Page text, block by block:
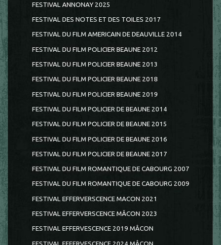
FESTIVAL ANNONAY 2025
FESTIVAL DES NOTES ET DES TOILES 2017
FESTIVAL DU FILM AMERICAIN DE DEAUVILLE 2014
FESTIVAL DU FILM POLICIER BEAUNE 2012
FESTIVAL DU FILM POLICIER BEAUNE 2013
FESTIVAL DU FILM POLICIER BEAUNE 2018
FESTIVAL DU FILM POLICIER BEAUNE 2019
FESTIVAL DU FILM POLICIER DE BEAUNE 2014
FESTIVAL DU FILM POLICIER DE BEAUNE 2015
FESTIVAL DU FILM POLICIER DE BEAUNE 2016
FESTIVAL DU FILM POLICIER DE BEAUNE 2017
FESTIVAL DU FILM ROMANTIQUE DE CABOURG 2007
FESTIVAL DU FILM ROMANTIQUE DE CABOURG 2009
FESTIVAL EFFERVERSCENCE MACON 2021
FESTIVAL EFFERVERSCENCE MÂCON 2023
FESTIVAL EFFERVESCENCE 2019 MÂCON